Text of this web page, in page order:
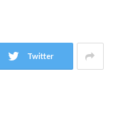
Twitter